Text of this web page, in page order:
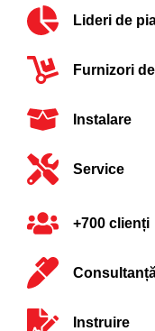
Lideri de
Furnizori
Instalare
Service
+700 clienți
Instruire